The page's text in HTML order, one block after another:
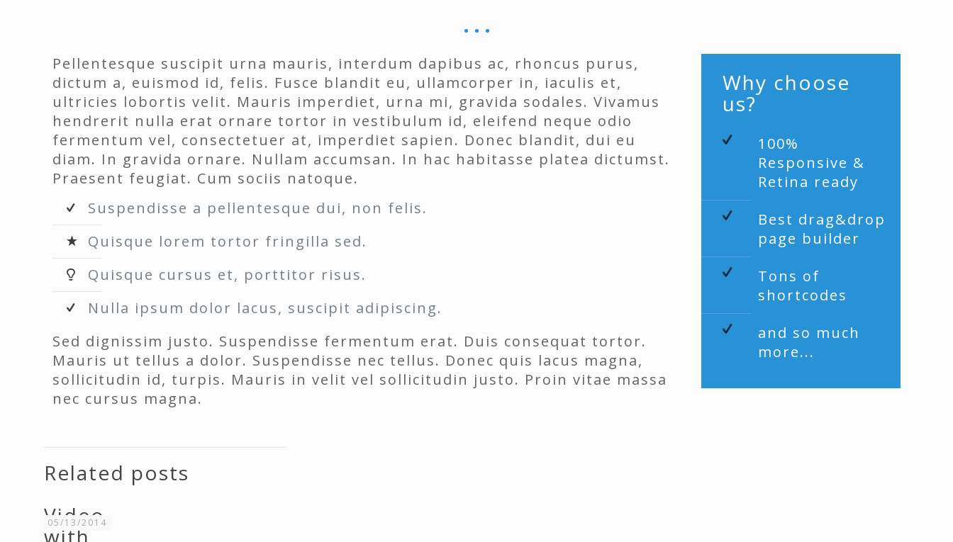
Pellentesque suscipit urna mauris, interdum dapibus ac, rhoncus purus,
dictum a, euismod id, felis. Fusce blandit eu, ullamcorper in, iaculis et,
ultricies lobortis velit. Mauris imperdiet, urna mi, gravida sodales. Vivamus
hendrerit nulla erat ornare tortor in vestibulum id, eleifend neque odio
fermentum vel, consectetuer at, imperdiet sapien. Donec blandit, dui eu
diam. In gravida ornare. Nullam accumsan. In hac habitasse platea dictumst.
Praesent feugiat. Cum sociis natoque.
Suspendisse a pellentesque dui, non felis.
Quisque lorem tortor fringilla sed.
Quisque cursus et, porttitor risus.
Nulla ipsum dolor lacus, suscipit adipiscing.
Sed dignissim justo. Suspendisse fermentum erat. Duis consequat tortor.
Mauris ut tellus a dolor. Suspendisse nec tellus. Donec quis lacus magna,
sollicitudin id, turpis. Mauris in velit vel sollicitudin justo. Proin vitae massa
nec cursus magna.
Why choose
us?
100%
Responsive &
Retina ready
Best drag&drop
page builder
Tons of
shortcodes
and so much
more...
Related posts
05/13/2014
Video
with